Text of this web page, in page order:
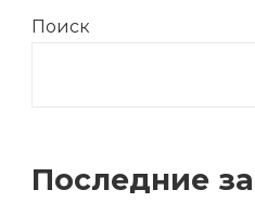
Поиск
Последние